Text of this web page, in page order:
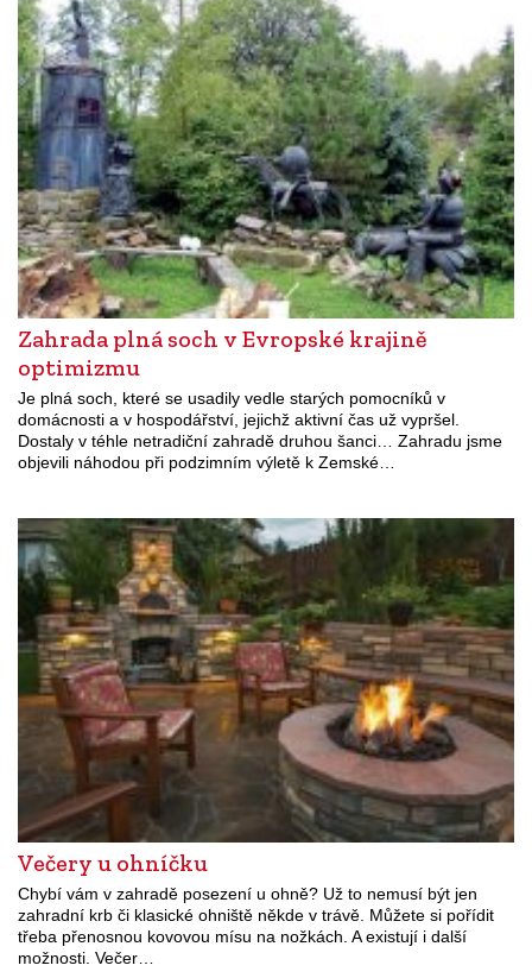
Zahrada plná soch v Evropské krajině
optimizmu
Je plná soch, které se usadily vedle starých pomocníků v
domácnosti a v hospodářství, jejichž aktivní čas už vypršel.
Dostaly v téhle netradiční zahradě druhou šanci… Zahradu jsme
objevili náhodou při podzimním výletě k Zemské…
Večery u ohníčku
Chybí vám v zahradě posezení u ohně? Už to nemusí být jen
zahradní krb či klasické ohniště někde v trávě. Můžete si pořídit
třeba přenosnou kovovou mísu na nožkách. A existují i další
možnosti. Večer…